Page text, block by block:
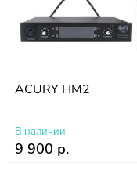
ACURY HM2
В наличии
9 900 р.